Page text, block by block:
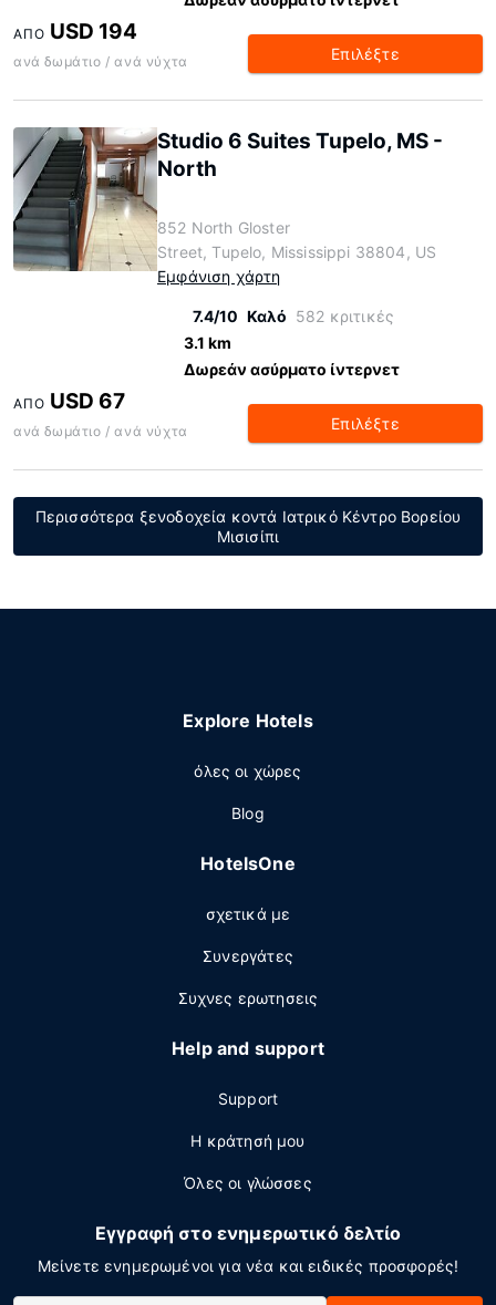
ΑΠΌ USD 194
ανά δωμάτιο / ανά νύχτα Επιλέξτε
Studio 6 Suites Tupelo, MS -
North
852 North Gloster
Street, Tupelo, Mississippi 38804, US
Εμφάνιση χάρτη
7.4/10 Καλό 582 κριτικές
3.1 km
Δωρεάν ασύρματο ίντερνετ
ΑΠΌ USD 67
ανά δωμάτιο / ανά νύχτα Επιλέξτε
Περισσότερα ξενοδοχεία κοντά Ιατρικό Κέντρο Βορείου
Μισισίπι
Explore Hotels
όλες οι χώρες
Blog
HotelsOne
σχετικά με
Συνεργάτες
Συχνες ερωτησεις
Help and support
Support
Η κράτησή μου
Όλες οι γλώσσες
Εγγραφή στο ενημερωτικό δελτίο
Μείνετε ενημερωμένοι για νέα και ειδικές προσφορές!